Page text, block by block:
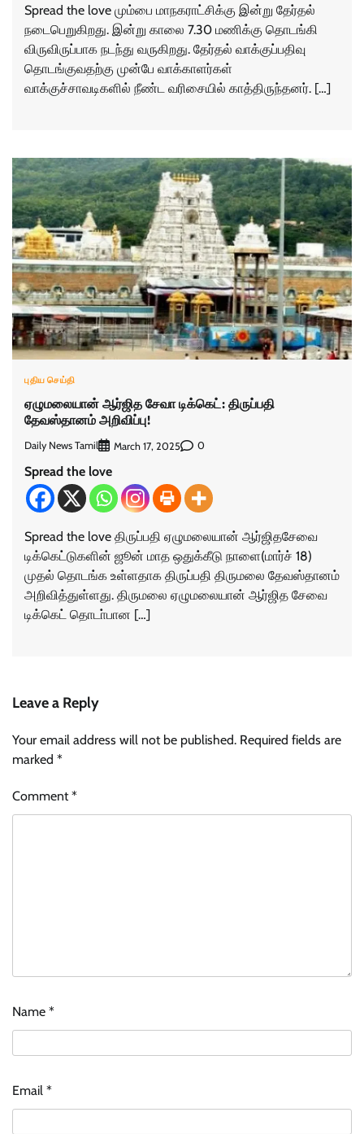
Spread the love மும்பை மாநகராட்சிக்கு இன்று தேர்தல்
நடைபெறுகிறது. இன்று காலை 7.30 மணிக்கு தொடங்கி
விருவிருப்பாக நடந்து வருகிறது. தேர்தல் வாக்குப்பதிவு
தொடங்குவதற்கு முன்பே வாக்காளர்கள்
வாக்குச்சாவடிகளில் நீண்ட வரிசையில் காத்திருந்தனர். […]
புதிய செய்தி
ஏழுமலையான் ஆர்ஜித சேவா டிக்கெட்: திருப்பதி
தேவஸ்தானம் அறிவிப்பு!
Daily News Tamil March 17, 2025 0
Spread the love
Spread the love திருப்பதி ஏழுமலையான் ஆர்ஜிதசேவை
டிக்கெட்டுகளின் ஜூன் மாத ஒதுக்கீடு நாளை(மார்ச் 18)
முதல் தொடங்க உள்ளதாக திருப்பதி திருமலை தேவஸ்தானம்
அறிவித்துள்ளது. திருமலை ஏழுமலையான் ஆர்ஜித சேவை
டிக்கெட் தொடா்பான […]
Leave a Reply
Your email address will not be published. Required fields are
marked *
Comment*
Name *
Email *